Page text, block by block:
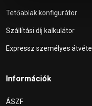
Tetőablak konfigurátor
Szállítási díj kalkulátor
Expressz személyes átvétel
Információk
ÁSZF